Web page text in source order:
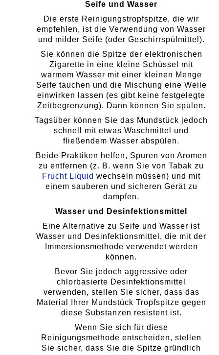
Seife und Wasser
Die erste Reinigungstropfspitze, die wir
empfehlen, ist die Verwendung von Wasser
und milder Seife (oder Geschirrspülmittel).
Sie können die Spitze der elektronischen
Zigarette in eine kleine Schüssel mit
warmem Wasser mit einer kleinen Menge
Seife tauchen und die Mischung eine Weile
einwirken lassen (es gibt keine festgelegte
Zeitbegrenzung). Dann können Sie spülen.
Tagsüber können Sie das Mundstück jedoch
schnell mit etwas Waschmittel und
fließendem Wasser abspülen.
Beide Praktiken helfen, Spuren von Aromen
zu entfernen (z. B. wenn Sie von Tabak zu
Frucht Liquid wechseln müssen) und mit
einem sauberen und sicheren Gerät zu
dampfen.
Wasser und Desinfektionsmittel
Eine Alternative zu Seife und Wasser ist
Wasser und Desinfektionsmittel, die mit der
Immersionsmethode verwendet werden
können.
Bevor Sie jedoch aggressive oder
chlorbasierte Desinfektionsmittel
verwenden, stellen Sie sicher, dass das
Material Ihrer Mundstück Tropfspitze gegen
diese Substanzen resistent ist.
Wenn Sie sich für diese
Reinigungsmethode entscheiden, stellen
Sie sicher, dass Sie die Spitze gründlich